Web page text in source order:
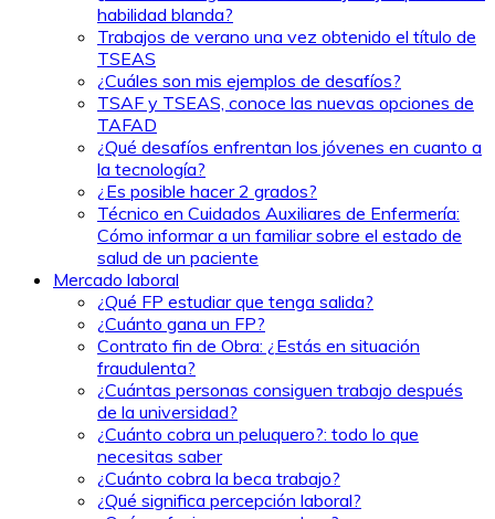
habilidad blanda?
Trabajos de verano una vez obtenido el título de
TSEAS
¿Cuáles son mis ejemplos de desafíos?
TSAF y TSEAS, conoce las nuevas opciones de
TAFAD
¿Qué desafíos enfrentan los jóvenes en cuanto a
la tecnología?
¿Es posible hacer 2 grados?
Técnico en Cuidados Auxiliares de Enfermería:
Cómo informar a un familiar sobre el estado de
salud de un paciente
Mercado laboral
¿Qué FP estudiar que tenga salida?
¿Cuánto gana un FP?
Contrato fin de Obra: ¿Estás en situación
fraudulenta?
¿Cuántas personas consiguen trabajo después
de la universidad?
¿Cuánto cobra un peluquero?: todo lo que
necesitas saber
¿Cuánto cobra la beca trabajo?
¿Qué significa percepción laboral?